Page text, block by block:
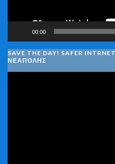
00:00
SAVE THE DAY! SAFER
ΝΕΑΠΟΛΗΣ